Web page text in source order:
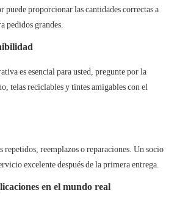
puede proporcionar las cantidades correctas a
pedidos grandes.
es esencial para usted, pregunte por la
telas reciclables y tintes amigables con el
repetidos, reemplazos o reparaciones. Un socio
excelente después de la primera entrega.
en el mundo real